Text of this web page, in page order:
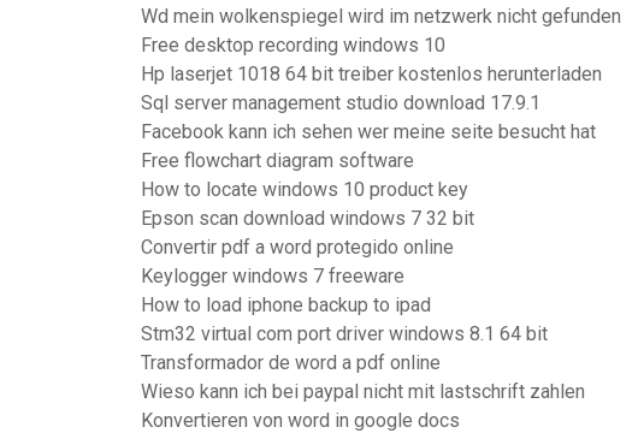
Wd mein wolkenspiegel wird im netzwerk nicht gefunden
Free desktop recording windows 10
Hp laserjet 1018 64 bit treiber kostenlos herunterladen
Sql server management studio download 17.9.1
Facebook kann ich sehen wer meine seite besucht hat
Free flowchart diagram software
How to locate windows 10 product key
Epson scan download windows 7 32 bit
Convertir pdf a word protegido online
Keylogger windows 7 freeware
How to load iphone backup to ipad
Stm32 virtual com port driver windows 8.1 64 bit
Transformador de word a pdf online
Wieso kann ich bei paypal nicht mit lastschrift zahlen
Konvertieren von word in google docs